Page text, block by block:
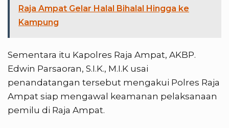
Raja Ampat Gelar Halal Bihalal Hingga ke
Kampung
Sementara itu Kapolres Raja Ampat, AKBP.
Edwin Parsaoran, S.I.K., M.I.K usai
penandatangan tersebut mengakui Polres Raja
Ampat siap mengawal keamanan pelaksanaan
pemilu di Raja Ampat.